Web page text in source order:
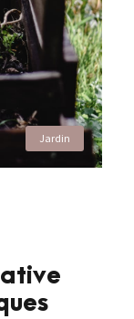
Jardin